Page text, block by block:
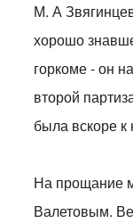
М. А
хорошо
горкоме - он
второй
была вскоре к
На прощание
Валетовым.